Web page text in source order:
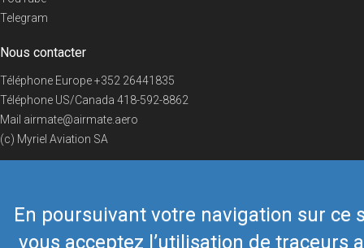
En poursuivant votre navigation sur ce
vous acceptez l’utilisation de traceurs
Telegram
Nous contacter
Téléphone Europe+352 26441835
Téléphone US/Canada 418-592-8862
Mail airmate@airmate.aero
(c) Myriel Aviation SA
© 2019 Airmate - Conditions d'utilisation -Vie privée Back to top